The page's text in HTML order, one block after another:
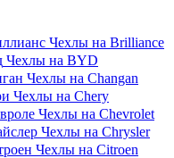
Чехлы на Brilliance
Чехлы на BYD
Чехлы на Changan
Чехлы на Chery
Чехлы на Chevrolet
Чехлы на Chrysler
Чехлы на Citroen